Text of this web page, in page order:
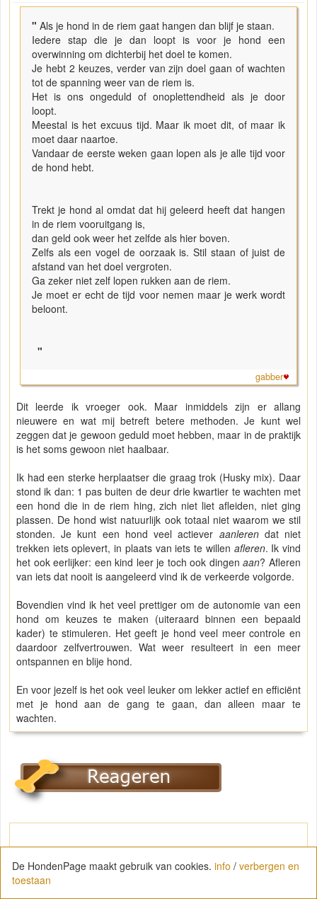
" Als je hond in de riem gaat hangen dan blijf je staan.
Iedere stap die je dan loopt is voor je hond een
overwinning om dichterbij het doel te komen.
Je hebt 2 keuzes, verder van zijn doel gaan of wachten
tot de spanning weer van de riem is.
Het is ons ongeduld of onoplettendheid als je door
loopt.
Meestal is het excuus tijd. Maar ik moet dit, of maar ik
moet daar naartoe.
Vandaar de eerste weken gaan lopen als je alle tijd voor
de hond hebt.
Trekt je hond al omdat dat hij geleerd heeft dat hangen
in de riem vooruitgang is,
dan geld ook weer het zelfde als hier boven.
Zelfs als een vogel de oorzaak is. Stil staan of juist de
afstand van het doel vergroten.
Ga zeker niet zelf lopen rukken aan de riem.
Je moet er echt de tijd voor nemen maar je werk wordt
beloont.
"
gabber
Dit leerde ik vroeger ook. Maar inmiddels zijn er allang
nieuwere en wat mij betreft betere methoden. Je kunt wel
zeggen dat je gewoon geduld moet hebben, maar in de praktijk
is het soms gewoon niet haalbaar.
Ik had een sterke herplaatser die graag trok (Husky mix). Daar
stond ik dan: 1 pas buiten de deur drie kwartier te wachten met
een hond die in de riem hing, zich niet liet afleiden, niet ging
plassen. De hond wist natuurlijk ook totaal niet waarom we stil
stonden. Je kunt een hond veel actiever aanlerendat niet
trekken iets oplevert, in plaats van iets te willen afleren. Ik vind
het ook eerlijker: een kind leer je toch ook dingenaan? Afleren
van iets dat nooit is aangeleerd vind ik de verkeerde volgorde.
Bovendien vind ik het veel prettiger om de autonomie van een
hond om keuzes te maken (uiteraard binnen een bepaald
kader) te stimuleren. Het geeft je hond veel meer controle en
daardoor zelfvertrouwen. Wat weer resulteert in een meer
ontspannen en blije hond.
En voor jezelf is het ook veel leuker om lekker actief en efficiënt
met je hond aan de gang te gaan, dan alleen maar te
wachten.
De HondenPage maakt gebruik van cookies. info / verbergen en
toestaan